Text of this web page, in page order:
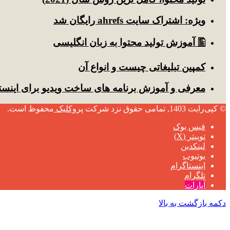
ویژه: اشتراک سایت ahrefs رایگان شد
🖺 آموزش تولید محتوا به زبان انگلیسی
کمپین تبلیغاتی چیست و انواع آن
معرفی و آموزش برنامه های ساخت ویدیو برای
© کپی‌رایت 1403, تمامی حقوق نزد شرکت پروکلیک محفوظ است.
فیس بوک
توییتر (X)
لینکدین
یوتیوب
اینستاگرام
تلگرام
آپارات
دکمه بازگشت به بالا